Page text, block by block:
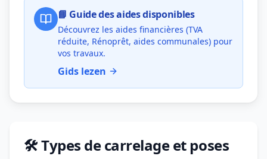
📘 Guide des aides disponibles
Découvrez les aides financières (TVA
réduite, Rénoprêt, aides communales) pour
vos travaux.
Gids lezen
🛠️ Types de carrelage et poses